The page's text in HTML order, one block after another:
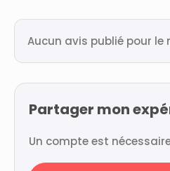
Aucun avis publié pour le
Partager mon
Un compte est